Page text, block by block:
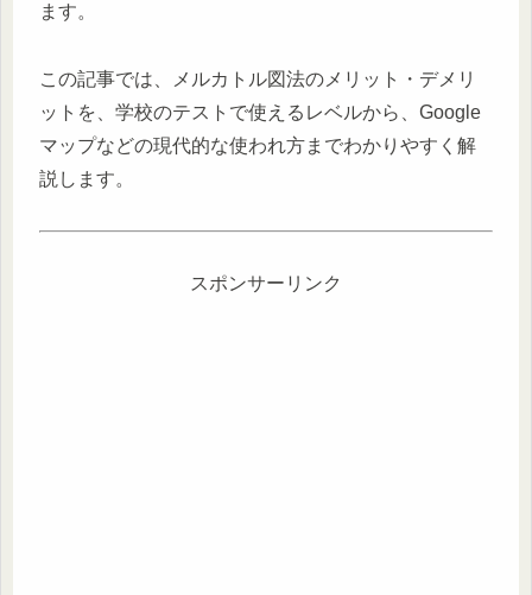
ます。
この記事では、メルカトル図法のメリット・デメリ
ットを、学校のテストで使えるレベルから、Google
マップなどの現代的な使われ方までわかりやすく解
説します。
スポンサーリンク